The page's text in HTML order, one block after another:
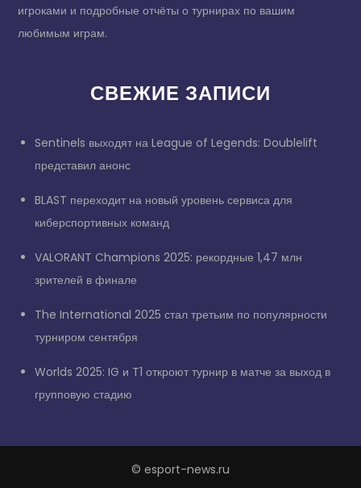
игроками и подробные отчёты о турнирах по вашим
любимым играм.
СВЕЖИЕ ЗАПИСИ
Sentinels выходят на League of Legends: Doublelift
представил анонс
BLAST переходит на новый уровень сервиса для
киберспортивных команд
VALORANT Champions 2025: рекордные 1,47 млн
зрителей в финале
The International 2025 стал третьим по популярности
турниром сентября
Worlds 2025: IG и T1 откроют турнир в матче за выход в
групповую стадию
© esport-news.ru